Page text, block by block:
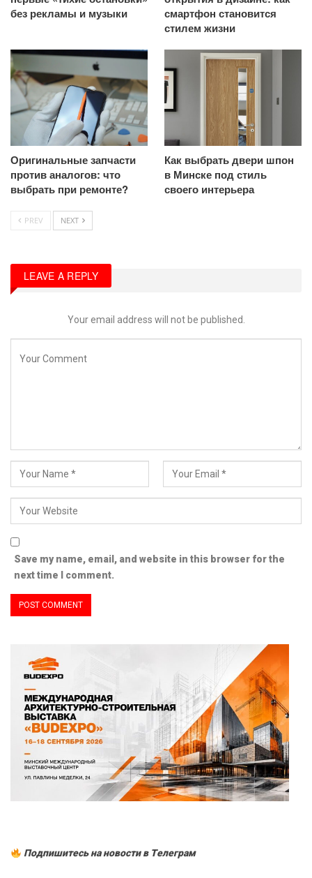
без рекламы и музыки
смартфон становится
стилем жизни
Оригинальные запчасти
против аналогов: что
выбрать при ремонте?
Как выбрать двери шпон
в Минске под стиль
своего интерьера
PREV NEXT
LEAVE A REPLY
Your email address will not be published.
Save my name, email, and website in this browser for the
next time I comment.
Подпишитесь на новости в Tелеграм